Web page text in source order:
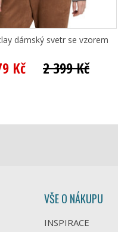
dámský svetr se vzorem
Kč 2 399 Kč
VŠE O NÁKUPU
INSPIRACE